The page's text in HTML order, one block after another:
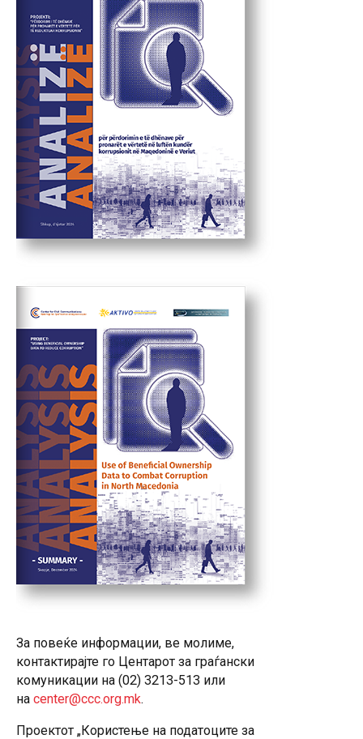
За повеќе информации, ве молиме,
контактирајте го Центарот за граѓански
комуникации на (02) 3213-513 или
на center@ccc.org.mk.
Проектот „Користење на податоците за